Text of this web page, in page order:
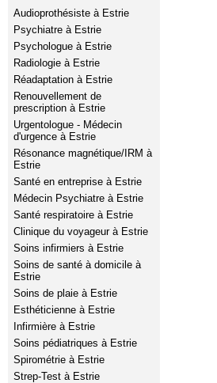
Audioprothésiste à Estrie
Psychiatre à Estrie
Psychologue à Estrie
Radiologie à Estrie
Réadaptation à Estrie
Renouvellement de
prescription à Estrie
Urgentologue - Médecin
d'urgence à Estrie
Résonance magnétique/IRM à
Estrie
Santé en entreprise à Estrie
Médecin Psychiatre à Estrie
Santé respiratoire à Estrie
Clinique du voyageur à Estrie
Soins infirmiers à Estrie
Soins de santé à domicile à
Estrie
Soins de plaie à Estrie
Esthéticienne à Estrie
Infirmière à Estrie
Soins pédiatriques à Estrie
Spirométrie à Estrie
Strep-Test à Estrie